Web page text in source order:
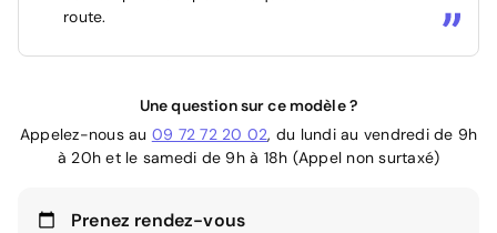
route.
Une question sur ce modèle ?
Appelez-nous au 09 72 72 20 02, du lundi au vendredi de 9h
à 20h et le samedi de 9h à 18h (Appel non surtaxé)
Prenez rendez-vous